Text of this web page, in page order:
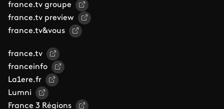
france.tv groupe
france.tv preview
france.tv&vous
france.tv
franceinfo
La1ere.fr
Lumni
France 3 Régions